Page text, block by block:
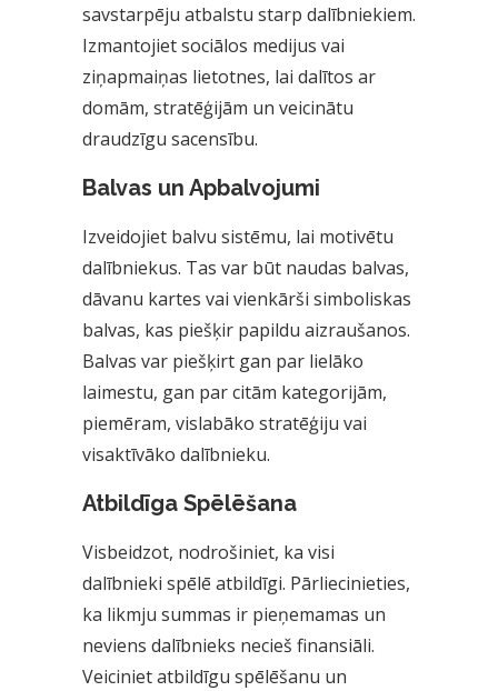
savstarpēju atbalstu starp dalībniekiem.
Izmantojiet sociālos medijus vai
ziņapmaiņas lietotnes, lai dalītos ar
domām, stratēģijām un veicinātu
draudzīgu sacensību.
Balvas un Apbalvojumi
Izveidojiet balvu sistēmu, lai motivētu
dalībniekus. Tas var būt naudas balvas,
dāvanu kartes vai vienkārši simboliskas
balvas, kas piešķir papildu aizraušanos.
Balvas var piešķirt gan par lielāko
laimestu, gan par citām kategorijām,
piemēram, vislabāko stratēģiju vai
visaktīvāko dalībnieku.
Atbildīga Spēlēšana
Visbeidzot, nodrošiniet, ka visi
dalībnieki spēlē atbildīgi. Pārliecinieties,
ka likmju summas ir pieņemamas un
neviens dalībnieks necieš finansiāli.
Veiciniet atbildīgu spēlēšanu un